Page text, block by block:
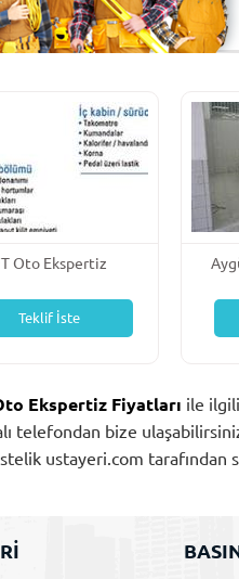
Oto Ekspertiz
Teklif İste
Ekspertiz Fiyatları ile
telefondan bize
ustayeri.com tarafından